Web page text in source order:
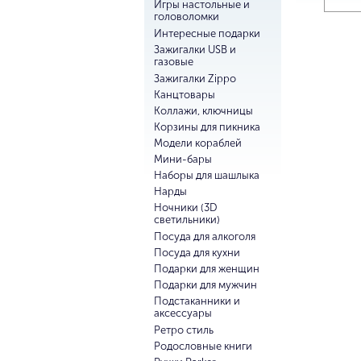
Игры настольные и
головоломки
Интересные подарки
Зажигалки USB и
газовые
Зажигалки Zippo
Канцтовары
Коллажи, ключницы
Корзины для пикника
Модели кораблей
Мини-бары
Наборы для шашлыка
Нарды
Ночники (3D
светильники)
Посуда для алкоголя
Посуда для кухни
Подарки для женщин
Подарки для мужчин
Подстаканники и
аксессуары
Ретро стиль
Родословные книги